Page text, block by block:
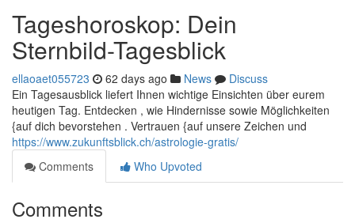
Tageshoroskop: Dein
Sternbild-Tagesblick
ellaoaet055723 62 days ago News
Discuss
Ein Tagesausblick liefert Ihnen wichtige Einsichten über eurem
heutigen Tag. Entdecken , wie Hindernisse sowie Möglichkeiten
{auf dich bevorstehen . Vertrauen {auf unsere Zeichen und
https://www.zukunftsblick.ch/astrologie-gratis/
Comments
Who Upvoted
Comments